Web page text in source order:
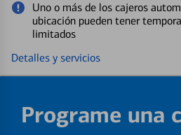
Uno o más de los cajeros
ubicación pueden tener
limitados
Detalles y servicios
Programe una